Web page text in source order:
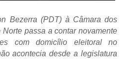
Bezerra (PDT) à Câmara dos
passa a contar novamente
com domicílio eleitoral no
acontecia desde a legislatura